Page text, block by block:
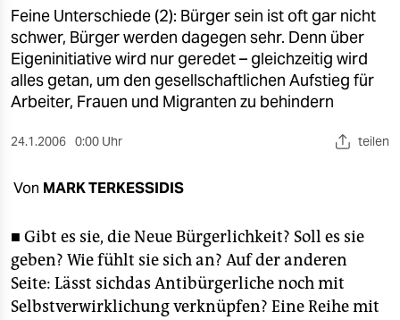
kultur
sport
berlin
nord
wahrheit
verlag
veranstaltungen
Feine Unterschiede (2): Bürger sein ist oft gar nicht
schwer, Bürger werden dagegen sehr. Denn über
Eigeninitiative wird nur geredet – gleichzeitig wird
alles getan, um den gesellschaftlichen Aufstieg für
Arbeiter, Frauen und Migranten zu behindern
24.1.2006 0:00 Uhr teilen
Von MARK TERKESSIDIS
■ Gibt es sie, die Neue Bürgerlichkeit? Soll es sie
geben? Wie fühlt sie sich an? Auf der anderen
Seite: Lässt sichdas Antibürgerliche noch mit
Selbstverwirklichung verknüpfen? Eine Reihe mit